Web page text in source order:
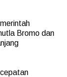
Bromo dan